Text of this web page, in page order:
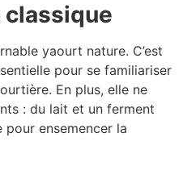
classique
yaourt nature. C’est
pour se familiariser
En plus, elle ne
: du lait et un ferment
ensemencer la